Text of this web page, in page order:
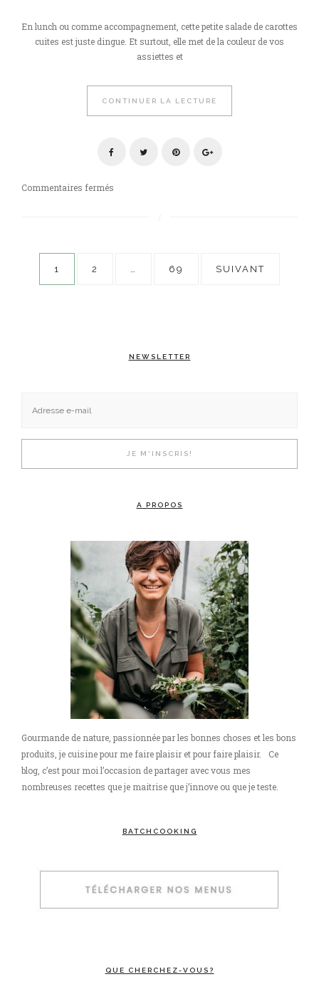
En lunch ou comme accompagnement, cette petite salade de carottes
cuites est juste dingue. Et surtout, elle met de la couleur de vos
assiettes et
CONTINUER LA LECTURE
Commentaires fermés
Pagination
des
1 2 … 69 SUIVANT
NEWSLETTER
A PROPOS
Gourmande de nature, passionnée par les bonnes choses et les bons
produits, je cuisine pour me faire plaisir et pour faire plaisir. Ce
blog, c’est pour moi l’occasion de partager avec vous mes
nombreuses recettes que je maitrise que j’innove ou que je teste.
BATCHCOOKING
QUE CHERCHEZ-VOUS?